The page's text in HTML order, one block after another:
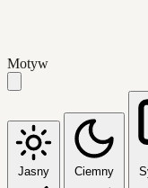
Motyw
Jasny Ciemny